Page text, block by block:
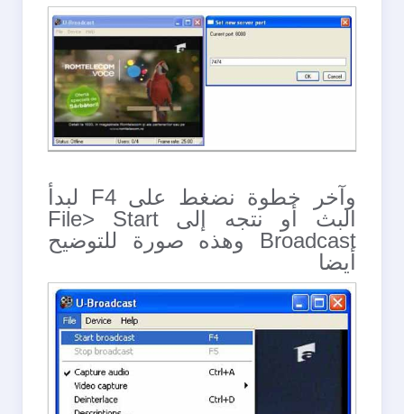
وآخر خطوة نضغط على F4 لبدأ
البث أو نتجه إلى File> Start
Broadcast وهذه صورة للتوضيح
أيضا